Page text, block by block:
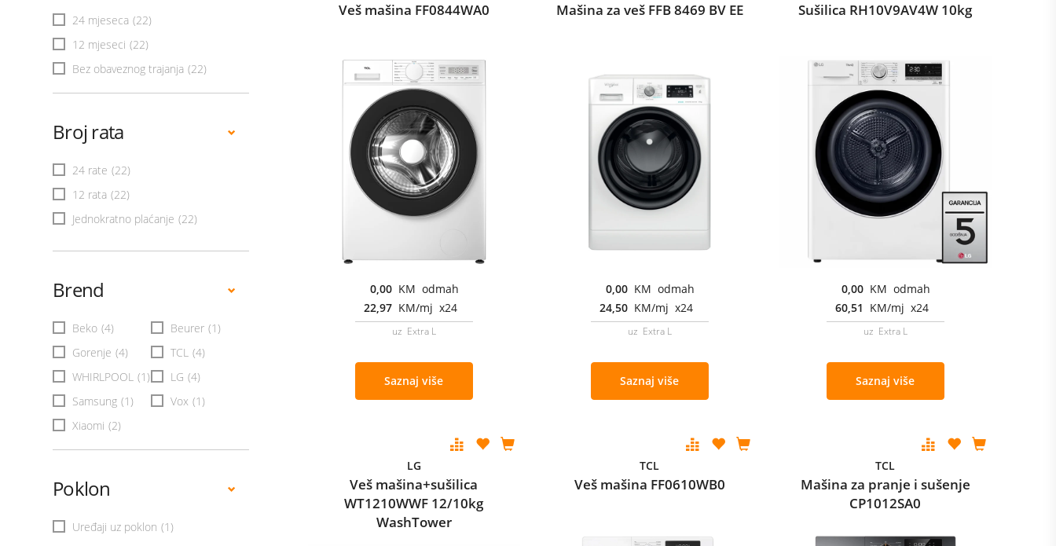
24 mjeseca (22)
12 mjeseci (22)
Bez obaveznog trajanja (22)
Broj rata
24 rate (22)
12 rata (22)
Jednokratno plaćanje (22)
Brend
Beko (4) Beurer (1)
Gorenje (4) TCL (4)
WHIRLPOOL (1) LG (4)
Samsung (1) Vox (1)
Xiaomi (2)
Poklon
Uređaji uz poklon (1)
Veš mašina FF0844WA0
0,00 KM odmah
22,97 KM/mj x24
uz Extra L
Saznaj više
Mašina za veš FFB 8469 BV EE
0,00 KM odmah
24,50 KM/mj x24
uz Extra L
Saznaj više
Sušilica RH10V9AV4W 10kg
0,00 KM odmah
60,51 KM/mj x24
uz Extra L
Saznaj više
LG
Veš mašina+sušilica
WT1210WWF 12/10kg
WashTower
TCL
Veš mašina FF0610WB0
TCL
Mašina za pranje i sušenje
CP1012SA0